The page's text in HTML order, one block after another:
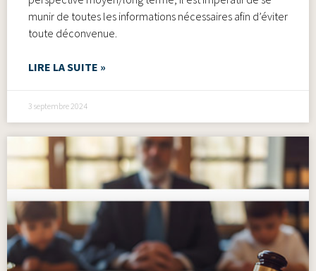
munir de toutes les informations nécessaires afin d’éviter
toute déconvenue.
LIRE LA SUITE »
3 septembre 2024